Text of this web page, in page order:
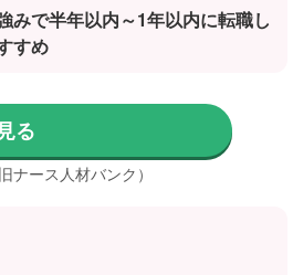
みで半年以内～1年以内に転職し
すめ
る
ース人材バンク）